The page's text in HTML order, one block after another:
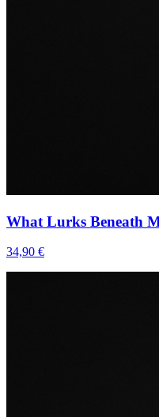
What Lurks Beneath
34,90 €